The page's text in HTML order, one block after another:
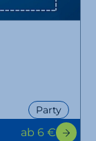
Party
ab 6 €